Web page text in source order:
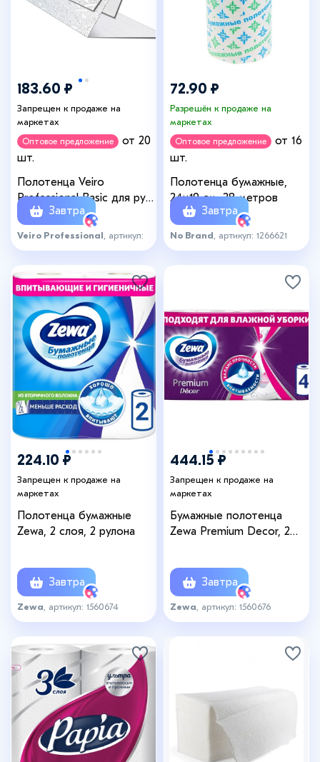
183.60 ₽
Запрещен к продаже на
маркетах
Оптовое предложение
от 20
шт.
Полотенца Veiro
Professional Basic для рук
V-сложение, 250 листов
Завтра
Veiro Professional , артикул:
1249251
72.90 ₽
Разрешён к продаже на
маркетах
Оптовое предложение
от 16
шт.
Полотенца бумажные,
24×19 см, 28 метров
Завтра
No Brand , артикул: 1266621
224.10 ₽
Запрещен к продаже на
маркетах
Полотенца бумажные
Zewa, 2 слоя, 2 рулона
Завтра
Zewa , артикул: 1560674
444.15 ₽
Запрещен к продаже на
маркетах
Бумажные полотенца
Zewa Premium Decor, 2
Завтра
Zewa , артикул: 1560676